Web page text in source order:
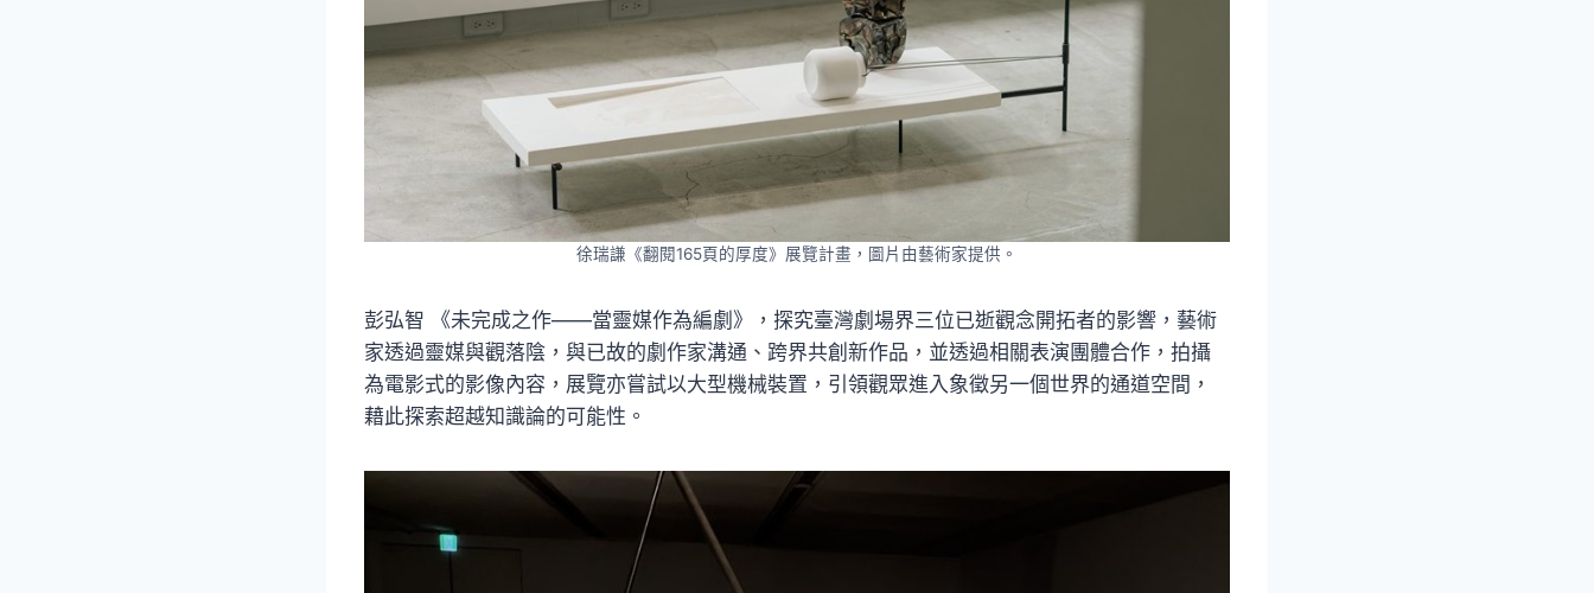
徐瑞謙《翻閱165頁的厚度》展覽計畫，圖片由藝術家提供。
彭弘智 《未完成之作——當靈媒作為編劇》，探究臺灣劇場界三位已逝觀念開拓者的影響，藝術
家透過靈媒與觀落陰，與已故的劇作家溝通、跨界共創新作品，並透過相關表演團體合作，拍攝
為電影式的影像內容，展覽亦嘗試以大型機械裝置，引領觀眾進入象徵另一個世界的通道空間，
藉此探索超越知識論的可能性。